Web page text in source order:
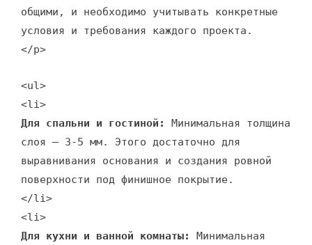
общими, и необходимо учитывать конкретные
условия и требования каждого проекта.
</p>
<ul>
<li>
Для спальни и гостиной:
Минимальная толщина
слоя – 3-5 мм. Этого достаточно для
выравнивания основания и создания ровной
поверхности под финишное покрытие.
</li>
<li>
Для кухни и ванной комнаты:
Минимальная